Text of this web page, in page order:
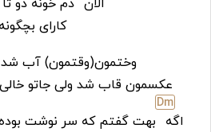
الان دم خونه دو
کارای بچگونه
وختمون(وقتمون) آب شد
عکسمون قاب شد ولی جاتو
اگه
Dm
بهت گفتم که سر نوشت